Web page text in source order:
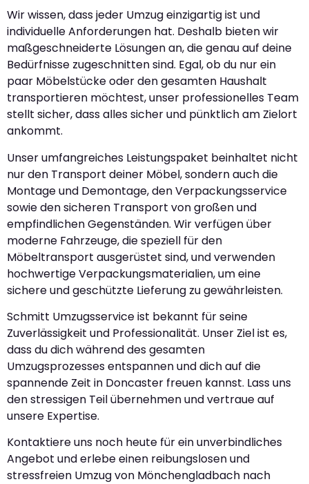
Wir wissen, dass jeder Umzug einzigartig ist und
individuelle Anforderungen hat. Deshalb bieten wir
maßgeschneiderte Lösungen an, die genau auf deine
Bedürfnisse zugeschnitten sind. Egal, ob du nur ein
paar Möbelstücke oder den gesamten Haushalt
transportieren möchtest, unser professionelles Team
stellt sicher, dass alles sicher und pünktlich am Zielort
ankommt.
Unser umfangreiches Leistungspaket beinhaltet nicht
nur den Transport deiner Möbel, sondern auch die
Montage und Demontage, den Verpackungsservice
sowie den sicheren Transport von großen und
empfindlichen Gegenständen. Wir verfügen über
moderne Fahrzeuge, die speziell für den
Möbeltransport ausgerüstet sind, und verwenden
hochwertige Verpackungsmaterialien, um eine
sichere und geschützte Lieferung zu gewährleisten.
Schmitt Umzugsservice ist bekannt für seine
Zuverlässigkeit und Professionalität. Unser Ziel ist es,
dass du dich während des gesamten
Umzugsprozesses entspannen und dich auf die
spannende Zeit in Doncaster freuen kannst. Lass uns
den stressigen Teil übernehmen und vertraue auf
unsere Expertise.
Kontaktiere uns noch heute für ein unverbindliches
Angebot und erlebe einen reibungslosen und
stressfreien Umzug von Mönchengladbach nach